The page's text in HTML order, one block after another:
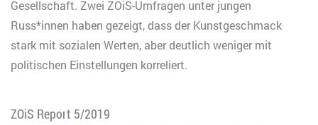
Gesellschaft. Zwei ZOiS-Umfragen unter jungen
Russ*innen haben gezeigt, dass der Kunstgeschmack
stark mit sozialen Werten, aber deutlich weniger mit
politischen Einstellungen korreliert.
ZOiS Report 5/2019